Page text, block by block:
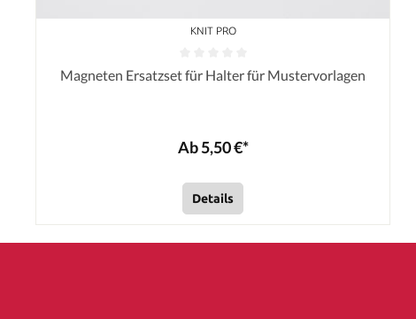
KNIT PRO
Magneten Ersatzset für Halter für Mustervorlagen
Ab 5,50 €*
Details